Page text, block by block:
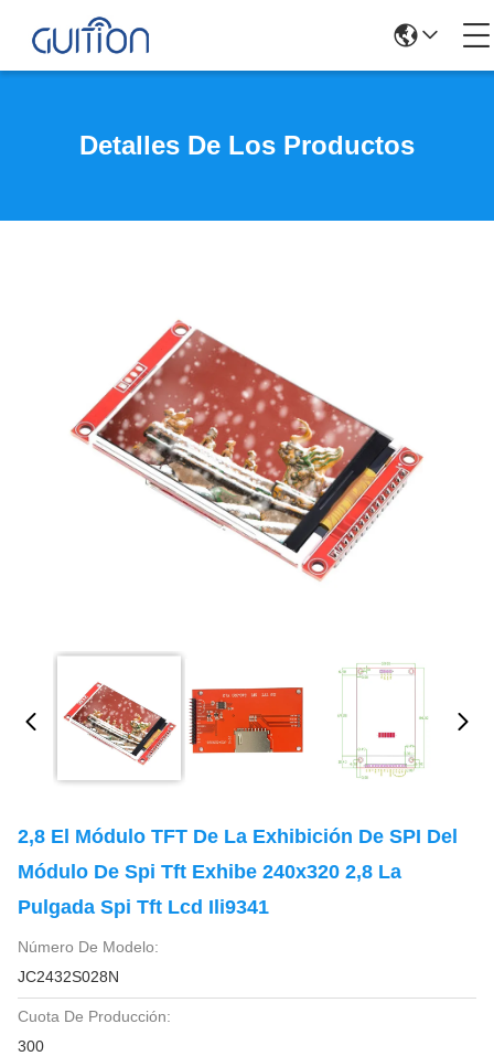
Detalles De Los Productos
2,8 El Módulo TFT De La Exhibición De SPI Del
Módulo De Spi Tft Exhibe 240x320 2,8 La
Pulgada Spi Tft Lcd Ili9341
Número De Modelo:
JC2432S028N
Cuota De Producción:
300